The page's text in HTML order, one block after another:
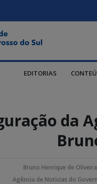
EDITORIAS
da
Bruno Henrique de
Agência de Noticias do